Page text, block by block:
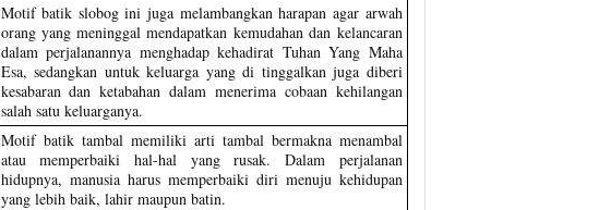
Motif batik slobog ini juga melambangkan harapan agar arwah
orang yang meninggal mendapatkan kemudahan dan kelancaran
dalam perjalanannya menghadap kehadirat Tuhan Yang Maha
Esa, sedangkan untuk keluarga yang di tinggalkan juga diberi
kesabaran dan ketabahan dalam menerima cobaan kehilangan
salah satu keluarganya.
Motif batik tambal memiliki arti tambal bermakna menambal
atau memperbaiki hal-hal yang rusak. Dalam perjalanan
hidupnya, manusia harus memperbaiki diri menuju kehidupan
yang lebih baik, lahir maupun batin.